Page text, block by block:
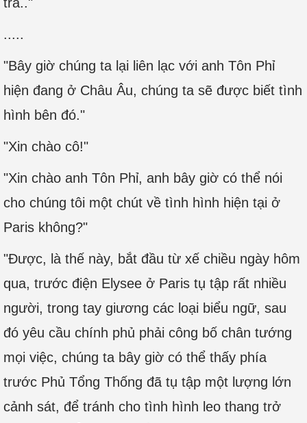
.....
"Bây giờ chúng ta lại liên lạc với anh Tôn Phỉ
hiện đang ở Châu Âu, chúng ta sẽ được biết tình
hình bên đó."
"Xin chào cô!"
"Xin chào anh Tôn Phỉ, anh bây giờ có thể nói
cho chúng tôi một chút về tình hình hiện tại ở
Paris không?"
"Được, là thế này, bắt đầu từ xế chiều ngày hôm
qua, trước điện Elysee ở Paris tụ tập rất nhiều
người, trong tay giương các loại biểu ngữ, sau
đó yêu cầu chính phủ phải công bố chân tướng
mọi việc, chúng ta bây giờ có thể thấy phía
trước Phủ Tổng Thống đã tụ tập một lượng lớn
cảnh sát, để tránh cho tình hình leo thang trở